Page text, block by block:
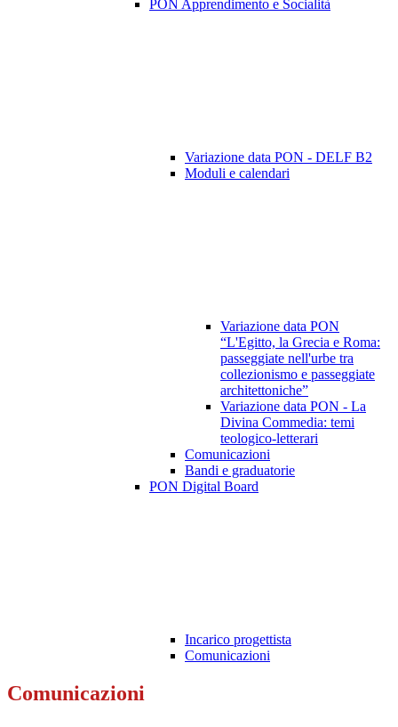
PON Apprendimento e Socialità
Variazione data PON - DELF B2
Moduli e calendari
Variazione data PON
“L'Egitto, la Grecia e Roma:
passeggiate nell'urbe tra
collezionismo e passeggiate
architettoniche”
Variazione data PON - La
Divina Commedia: temi
teologico-letterari
Comunicazioni
Bandi e graduatorie
PON Digital Board
Incarico progettista
Comunicazioni
Comunicazioni